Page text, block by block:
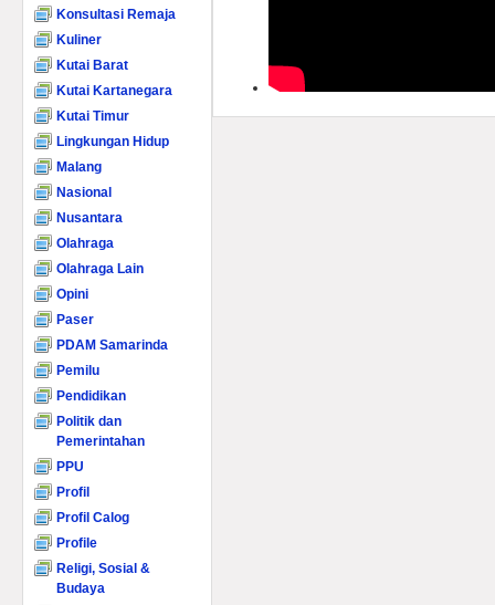
Konsultasi Remaja
Kuliner
Kutai Barat
Kutai Kartanegara
Kutai Timur
Lingkungan Hidup
Malang
Nasional
Nusantara
Olahraga
Olahraga Lain
Opini
Paser
PDAM Samarinda
Pemilu
Pendidikan
Politik dan
Pemerintahan
PPU
Profil
Profil Calog
Profile
Religi, Sosial &
Budaya